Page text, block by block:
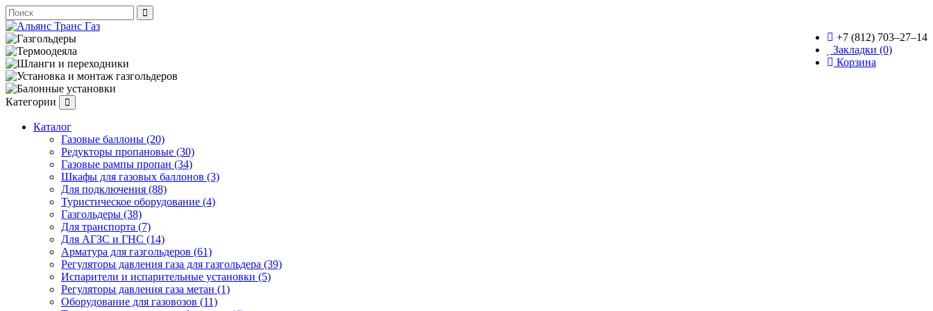
+7 (812) 703–27–14
Закладки (0)
Корзина
Категории
Каталог
Газовые баллоны (20)
Редукторы пропановые (30)
Газовые рампы пропан (34)
Шкафы для газовых баллонов (3)
Для подключения (88)
Туристическое оборудование (4)
Газгольдеры (38)
Для транспорта (7)
Для АГЗС и ГНС (14)
Арматура для газгольдеров (61)
Регуляторы давления газа для газгольдера (39)
Испарители и испарительные установки (5)
Регуляторы давления газа метан (1)
Оборудование для газовозов (11)